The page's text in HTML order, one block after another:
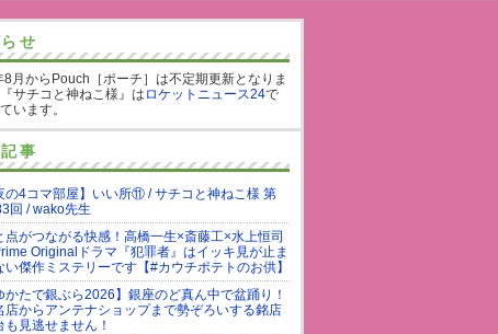
せ
月からPouch［ポーチ］は不定期更新となりま
サチコと神ねこ様』は ロケットニュース24で
います。
事
の4コマ部屋】いい所⑪ / サチコと神ねこ様 第
回 / wako先生
点がつながる快感！高橋一生×斎藤工×水上恒司
Originalドラマ『犯罪者』はイッキ見が止ま
い傑作ミステリーです【#カウチポテトのお供】
かたで銀ぶら2026】銀座のど真ん中で盆踊り！
店からアンテナショップまで勢ぞろいする銘店
も見逃せません！